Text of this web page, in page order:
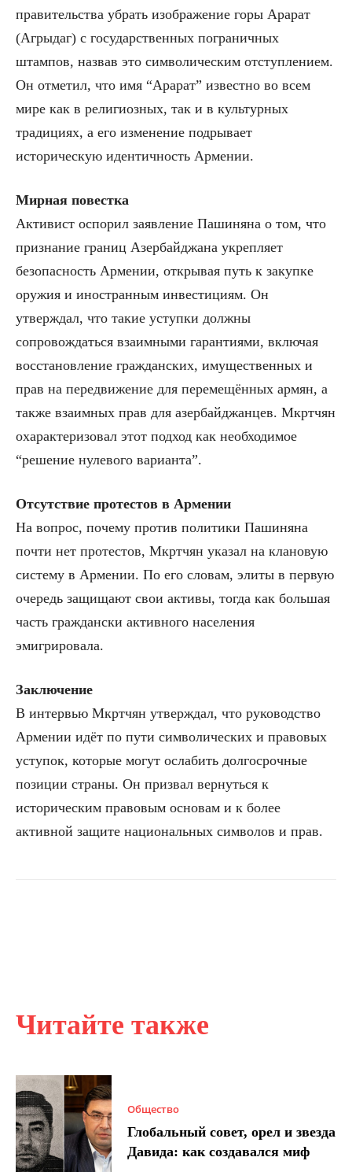
Читайте также
Общество
Глобальный совет, орел и звезда
Давида: как создавался миф
правительства убрать изображение горы Арарат
(Агрыдаг) с государственных пограничных
штампов, назвав это символическим отступлением.
Он отметил, что имя “Арарат” известно во всем
мире как в религиозных, так и в культурных
традициях, а его изменение подрывает
историческую идентичность Армении.
Мирная повестка
Активист оспорил заявление Пашиняна о том, что
признание границ Азербайджана укрепляет
безопасность Армении, открывая путь к закупке
оружия и иностранным инвестициям. Он
утверждал, что такие уступки должны
сопровождаться взаимными гарантиями, включая
восстановление гражданских, имущественных и
прав на передвижение для перемещённых армян, а
также взаимных прав для азербайджанцев. Мкртчян
охарактеризовал этот подход как необходимое
“решение нулевого варианта”.
Отсутствие протестов в Армении
На вопрос, почему против политики Пашиняна
почти нет протестов, Мкртчян указал на клановую
систему в Армении. По его словам, элиты в первую
очередь защищают свои активы, тогда как большая
часть граждански активного населения
эмигрировала.
Заключение
В интервью Мкртчян утверждал, что руководство
Армении идёт по пути символических и правовых
уступок, которые могут ослабить долгосрочные
позиции страны. Он призвал вернуться к
историческим правовым основам и к более
активной защите национальных символов и прав.